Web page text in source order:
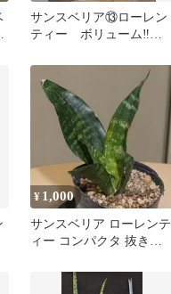
サンスベリア⑬ローレン
ティー ボリューム‼️約
※鉢ごと発送
¥ 1,000
サンスベリア ローレンテ
ィー コンパクタ 抜き苗